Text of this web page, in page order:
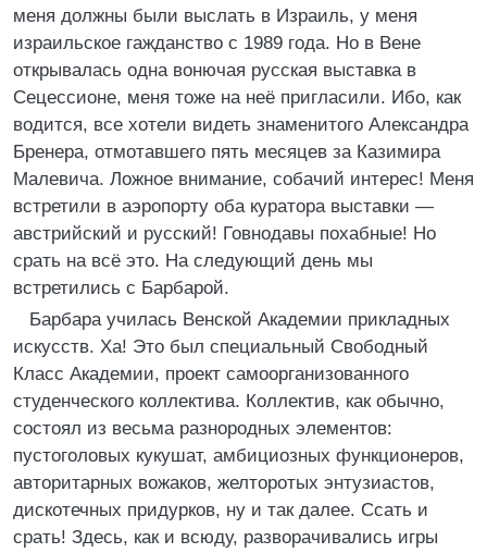
меня должны были выслать в Израиль, у меня
израильское гажданство с 1989 года. Но в Вене
открывалась одна вонючая русская выставка в
Сецессионе, меня тоже на неё пригласили. Ибо, как
водится, все хотели видеть знаменитого Александра
Бренера, отмотавшего пять месяцев за Казимира
Малевича. Ложное внимание, собачий интерес! Меня
встретили в аэропорту оба куратоpa выставки —
австрийский и русский! Говнодавы похабные! Но
срать на всё это. На следующий день мы
встретились с Барбарой.
Барбара училась Венской Академии прикладных
искусств. Ха! Это был специальный Свободный
Класс Академии, проект самоорганизованного
студенческого коллектива. Коллектив, как обычно,
состоял из весьма разнородных элементов:
пустоголовых кукушат, амбициозных функционеров,
авторитарных вожаков, желторотых энтузиастов,
дискотечных придурков, ну и так далее. Ссать и
срать! Здесь, как и всюду, разворачивались игры